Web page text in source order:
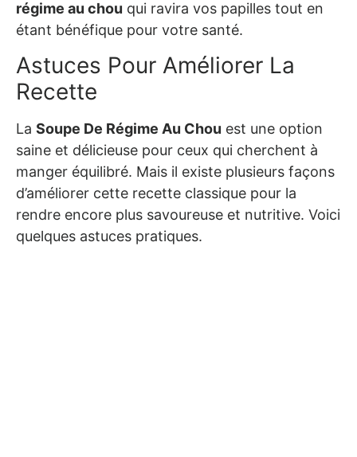
régime au chou qui ravira vos papilles tout en
étant bénéfique pour votre santé.
Astuces Pour Améliorer La
Recette
La Soupe De Régime Au Chou est une option
saine et délicieuse pour ceux qui cherchent à
manger équilibré. Mais il existe plusieurs façons
d’améliorer cette recette classique pour la
rendre encore plus savoureuse et nutritive. Voici
quelques astuces pratiques.